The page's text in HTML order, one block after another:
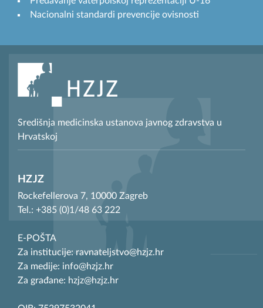
Nacionalni standardi prevencije ovisnosti
Središnja medicinska ustanova javnog zdravstva u
Hrvatskoj
HZJZ
Rockefellerova 7, 10000 Zagreb
Tel.: +385 (0)1/48 63 222
E-POŠTA
Za institucije: ravnateljstvo@hzjz.hr
Za medije: info@hzjz.hr
Za građane: hzjz@hzjz.hr